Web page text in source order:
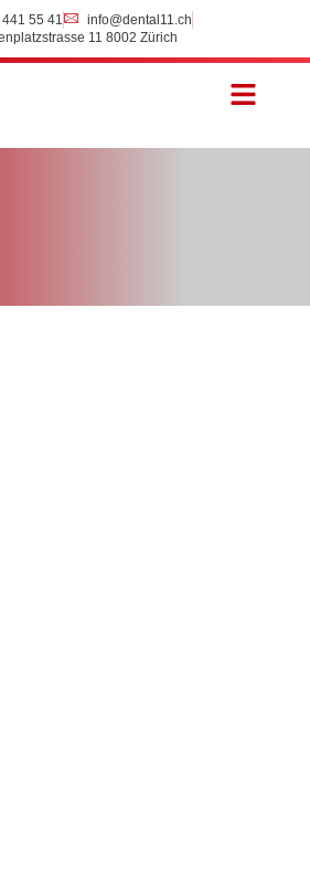
55 41
info@dental11.ch
11 8002 Zürich